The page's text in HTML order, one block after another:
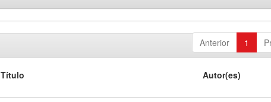
Anterior 1
Título Autor(es)